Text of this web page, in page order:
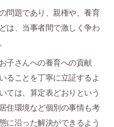
問題であり、親権や、養育
は、当事者間で激しく争わ
子さんへの養育への貢献
ることを丁寧に立証するよ
ては、算定表どおりという
住環境など個別の事情も考
に沿った解決ができるよう